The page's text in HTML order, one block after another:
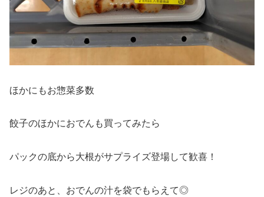
ほかにもお惣菜多数
餃子のほかにおでんも買ってみたら
パックの底から大根がサプライズ登場して歓喜！
レジのあと、おでんの汁を袋でもらえて◎